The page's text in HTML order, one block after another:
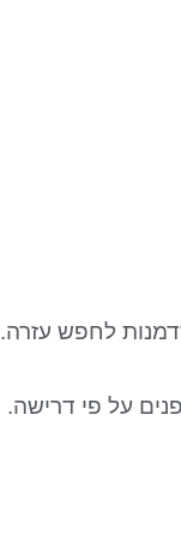
לחפש עזרה.
על פי דרישה.